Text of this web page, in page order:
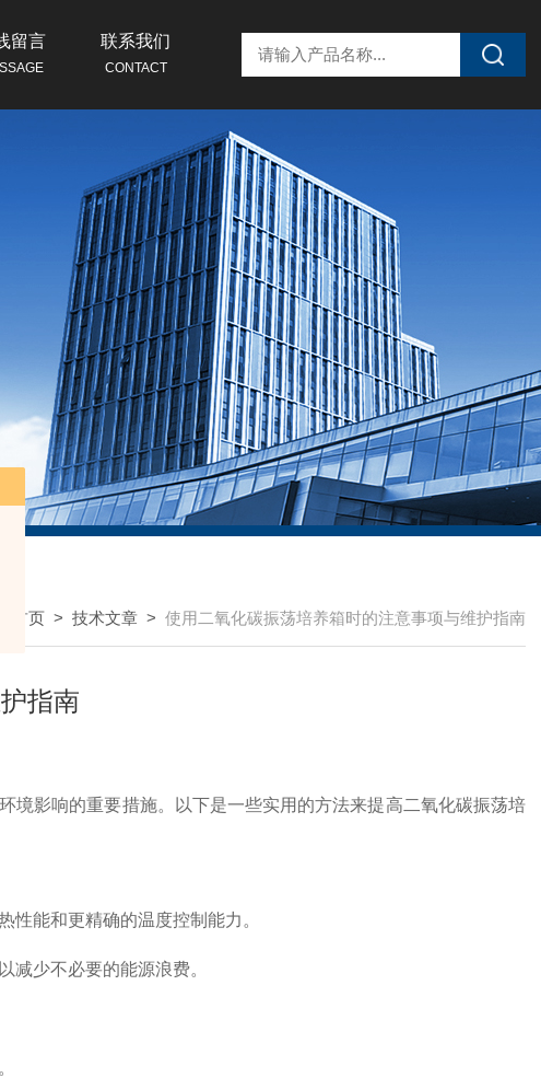
留言 联系我们
CONTACT
首页 > 技术文章 > 使用二氧化碳振荡培养箱时的注意事项与维护指南
指南
境影响的重要措施。以下是一些实用的方法来提高二氧化碳振荡培
能和更精确的温度控制能力。
少不必要的能源浪费。